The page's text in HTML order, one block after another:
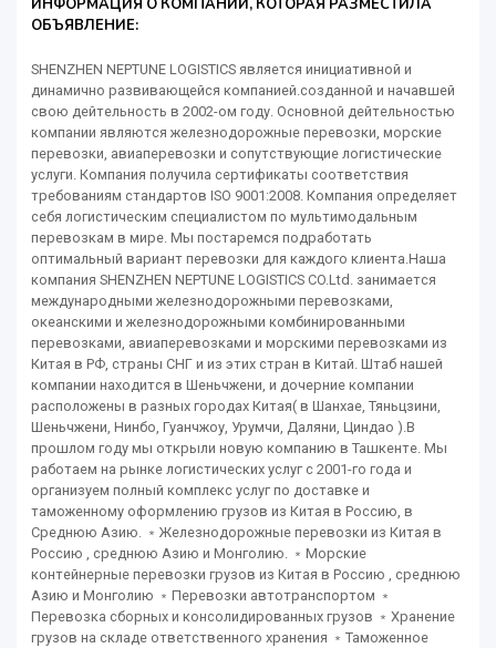
ИНФОРМАЦИЯ О КОМПАНИИ, КОТОРАЯ РАЗМЕСТИЛА
ОБЪЯВЛЕНИЕ:
SHENZHEN NEPTUNE LOGISTICS является инициативной и
динамично развивающейся компанией.созданной и начавшей
свою дейтельность в 2002-ом году. Основной дейтельностью
компании являются железнодорожные перевозки, морские
перевозки, авиаперевозки и сопутствующие логистические
услуги. Компания получила сертификаты соответствия
требованиям стандартов ISO 9001:2008. Компания определяет
себя логистическим специалистом по мультимодальным
перевозкам в мире. Мы постаремся подработать
оптимальный вариант перевозки для каждого клиента.Наша
компания SHENZHEN NEPTUNE LOGISTICS CO.Ltd. занимается
международными железнодорожными перевозками,
океанскими и железнодорожными комбинированными
перевозками, авиаперевозками и морскими перевозками из
Китая в РФ, страны СНГ и из этих стран в Китай. Штаб нашей
компании находится в Шеньчжени, и дочерние компании
расположены в разных городах Китая( в Шанхае, Тяньцзини,
Шеньчжени, Нинбо, Гуанчжоу, Урумчи, Даляни, Циндао ).В
прошлом году мы открыли новую компанию в Ташкенте. Мы
работаем на рынке логистических услуг с 2001-го года и
организуем полный комплекс услуг по доставке и
таможенному оформлению грузов из Китая в Россию, в
Среднюю Азию. ﹡Железнодорожные перевозки из Китая в
Россию , среднюю Азию и Монголию. ﹡Морские
контейнерные перевозки грузов из Китая в Россию , среднюю
Азию и Монголию ﹡Перевозки автотранспортом ﹡
Перевозка сборных и консолидированных грузов ﹡Хранение
грузов на складе ответственного хранения ﹡Таможенное